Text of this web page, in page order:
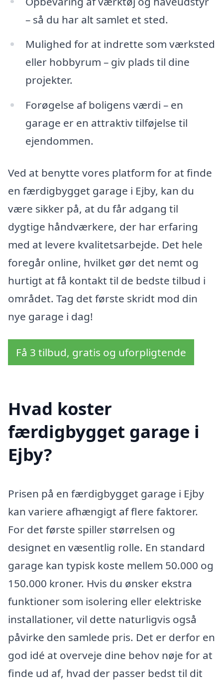
– så du har alt samlet et sted.
Mulighed for at indrette som værksted
eller hobbyrum – giv plads til dine
projekter.
Forøgelse af boligens værdi – en
garage er en attraktiv tilføjelse til
ejendommen.
Ved at benytte vores platform for at finde
en færdigbygget garage i Ejby, kan du
være sikker på, at du får adgang til
dygtige håndværkere, der har erfaring
med at levere kvalitetsarbejde. Det hele
foregår online, hvilket gør det nemt og
hurtigt at få kontakt til de bedste tilbud i
området. Tag det første skridt mod din
nye garage i dag!
Få 3 tilbud, gratis og uforpligtende
Hvad koster
færdigbygget garage i
Ejby?
Prisen på en færdigbygget garage i Ejby
kan variere afhængigt af flere faktorer.
For det første spiller størrelsen og
designet en væsentlig rolle. En standard
garage kan typisk koste mellem 50.000 og
150.000 kroner. Hvis du ønsker ekstra
funktioner som isolering eller elektriske
installationer, vil dette naturligvis også
påvirke den samlede pris. Det er derfor en
god idé at overveje dine behov nøje for at
finde ud af, hvad der passer bedst til dit